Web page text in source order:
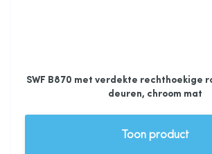
SWF B870 met verdekte rechthoekige
deuren, chroom mat
Toon product